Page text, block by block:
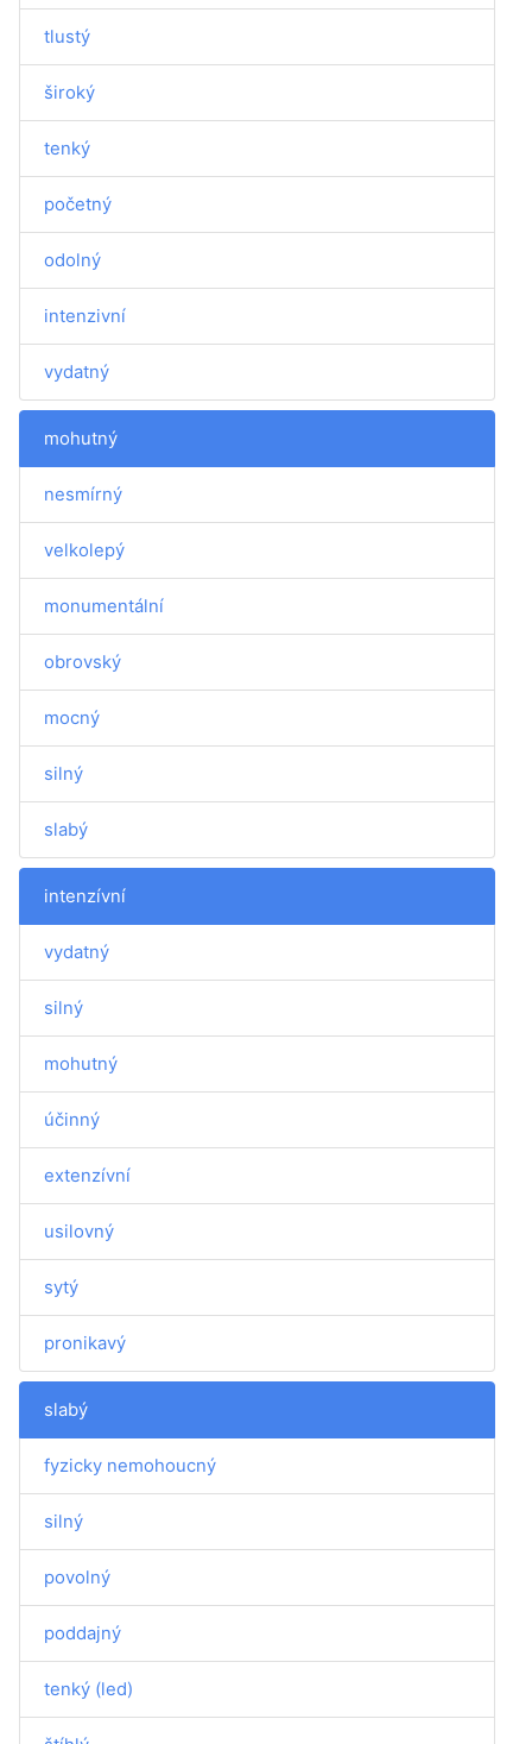
tlustý
široký
tenký
početný
odolný
intenzivní
vydatný
mohutný
nesmírný
velkolepý
monumentální
obrovský
mocný
silný
slabý
intenzívní
vydatný
silný
mohutný
účinný
extenzívní
usilovný
sytý
pronikavý
slabý
fyzicky nemohoucný
silný
povolný
poddajný
tenký (led)